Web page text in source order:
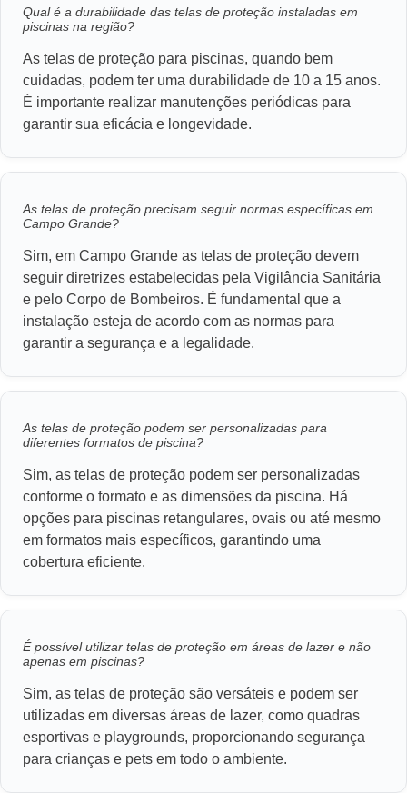
Qual é a durabilidade das telas de proteção instaladas em
piscinas na região?
As telas de proteção para piscinas, quando bem
cuidadas, podem ter uma durabilidade de 10 a 15 anos.
É importante realizar manutenções periódicas para
garantir sua eficácia e longevidade.
As telas de proteção precisam seguir normas específicas em
Campo Grande?
Sim, em Campo Grande as telas de proteção devem
seguir diretrizes estabelecidas pela Vigilância Sanitária
e pelo Corpo de Bombeiros. É fundamental que a
instalação esteja de acordo com as normas para
garantir a segurança e a legalidade.
As telas de proteção podem ser personalizadas para
diferentes formatos de piscina?
Sim, as telas de proteção podem ser personalizadas
conforme o formato e as dimensões da piscina. Há
opções para piscinas retangulares, ovais ou até mesmo
em formatos mais específicos, garantindo uma
cobertura eficiente.
É possível utilizar telas de proteção em áreas de lazer e não
apenas em piscinas?
Sim, as telas de proteção são versáteis e podem ser
utilizadas em diversas áreas de lazer, como quadras
esportivas e playgrounds, proporcionando segurança
para crianças e pets em todo o ambiente.